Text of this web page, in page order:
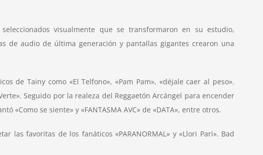
visualmente que se transformaron en su estudio,
de audio de última generación y pantallas gigantes crearon una
deTainy como «El Telfono», «Pam Pam», «déjale caer al peso».
Seguido por la realeza del Reggaetón Arcángel para encender
«Como se siente» y «FANTASMA AVC» de «DATA», entre otros.
las favoritas de los fanáticos «PARANORMAL» y «Llori Pari». Bad